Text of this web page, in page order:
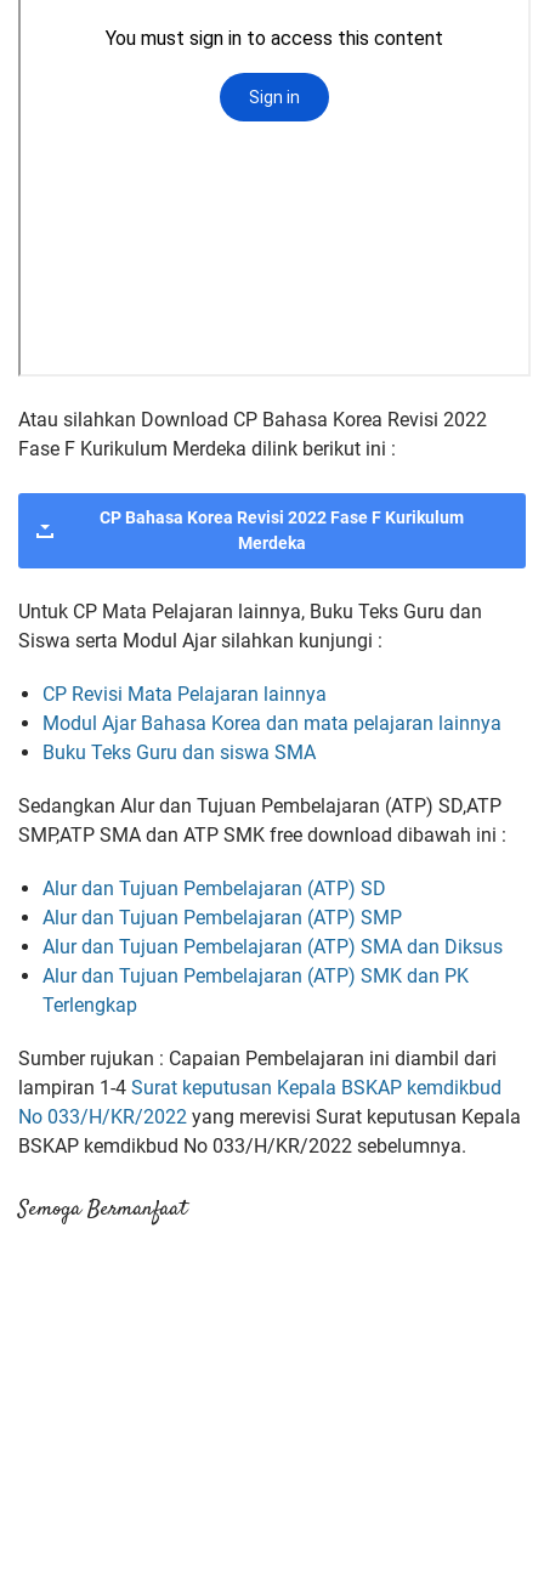
Atau silahkan Download CP Bahasa Korea Revisi 2022
Fase F Kurikulum Merdeka dilink berikut ini :
CP Bahasa Korea Revisi 2022 Fase F Kurikulum
Merdeka
Untuk CP Mata Pelajaran lainnya, Buku Teks Guru dan
Siswa serta Modul Ajar silahkan kunjungi :
CP Revisi Mata Pelajaran lainnya
Modul Ajar Bahasa Korea dan mata pelajaran lainnya
Buku Teks Guru dan siswa SMA
Sedangkan Alur dan Tujuan Pembelajaran (ATP) SD,ATP
SMP,ATP SMA dan ATP SMK free download dibawah ini :
Alur dan Tujuan Pembelajaran (ATP) SD
Alur dan Tujuan Pembelajaran (ATP) SMP
Alur dan Tujuan Pembelajaran (ATP) SMA dan Diksus
Alur dan Tujuan Pembelajaran (ATP) SMK dan PK
Terlengkap
Sumber rujukan : Capaian Pembelajaran ini diambil dari
lampiran 1-4 Surat keputusan Kepala BSKAP kemdikbud
No 033/H/KR/2022 yang merevisi Surat keputusan Kepala
BSKAP kemdikbud No 033/H/KR/2022 sebelumnya.
Semoga Bermanfaat